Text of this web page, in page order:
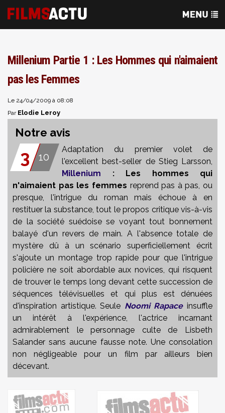
Millenium Partie 1 : Les Hommes qui n'aimaient
pas les Femmes
Le 24/04/2009 à 08:08
Par Elodie Leroy
Notre avis
3 10
Adaptation du premier volet de
l'excellent best-seller de Stieg Larsson,
Millenium : Les hommes qui
n'aimaient pas les femmes reprend pas à pas, ou
presque, l'intrigue du roman mais échoue à en
restituer la substance, tout le propos critique vis-à-vis
de la société suédoise se voyant tout bonnement
balayé d'un revers de main. A l'absence totale de
mystère dû à un scénario superficiellement écrit
s'ajoute un montage trop rapide pour que l'intrigue
policière ne soit abordable aux novices, qui risquent
de trouver le temps long devant cette succession de
séquences télévisuelles et qui plus est dénuées
d'inspiration artistique. Seule Noomi Rapaceinsuffle
un intérêt à l'expérience, l'actrice incarnant
admirablement le personnage culte de Lisbeth
Salander sans aucune fausse note. Une consolation
non négligeable pour un film par ailleurs bien
décevant.